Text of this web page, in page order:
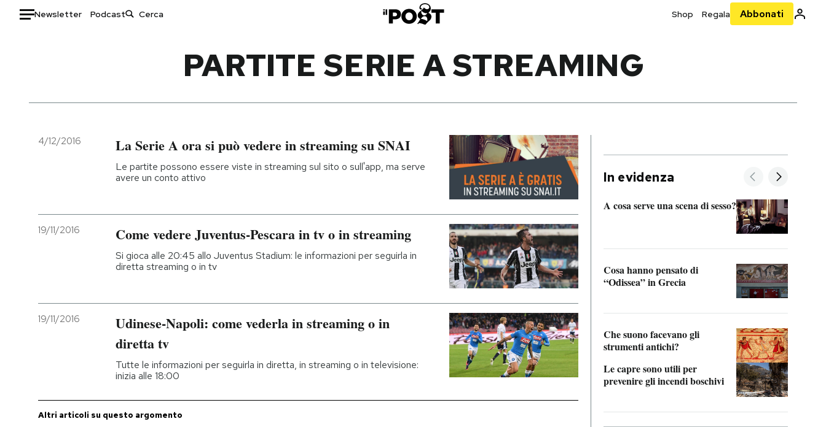
Newsletter Podcast Shop Regala Abbonati
Italia
Politica
Economia
Moda
Ok Boomer!
I MIEI PREFERITI
SHOP
PARTITE SERIE A STREAMING
4/12/2016 La Serie A ora si può vedere in streaming su SNAI
Le partite possono essere viste in streaming sul sito o sull'app, ma serve
avere un conto attivo
19/11/2016 Come vedere Juventus-Pescara in tv o in streaming
Si gioca alle 20:45 allo Juventus Stadium: le informazioni per seguirla in
diretta streaming o in tv
19/11/2016
Udinese-Napoli: come vederla in streaming o in
diretta tv
Tutte le informazioni per seguirla in diretta, in streaming o in televisione:
inizia alle 18:00
Altri articoli su questo argomento
In evidenza
A cosa serve una scena di sesso?
Cosa hanno pensato di
“Odissea” in Grecia
Che suono facevano gli
strumenti antichi?
Le capre sono utili per
prevenire gli incendi boschivi